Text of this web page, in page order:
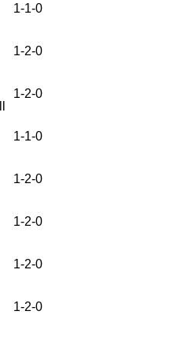
1-1-0
1-2-0
1-2-0
1-1-0
1-2-0
1-2-0
1-2-0
1-2-0